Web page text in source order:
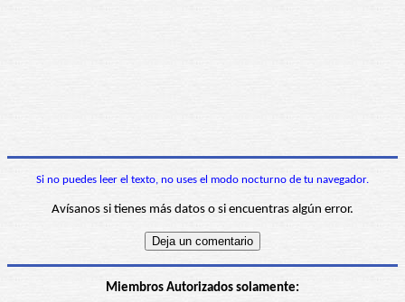
Si no puedes leer el texto, no uses el modo nocturno de tu navegador.
Avísanos si tienes más datos o si encuentras algún error.
Miembros Autorizados solamente: